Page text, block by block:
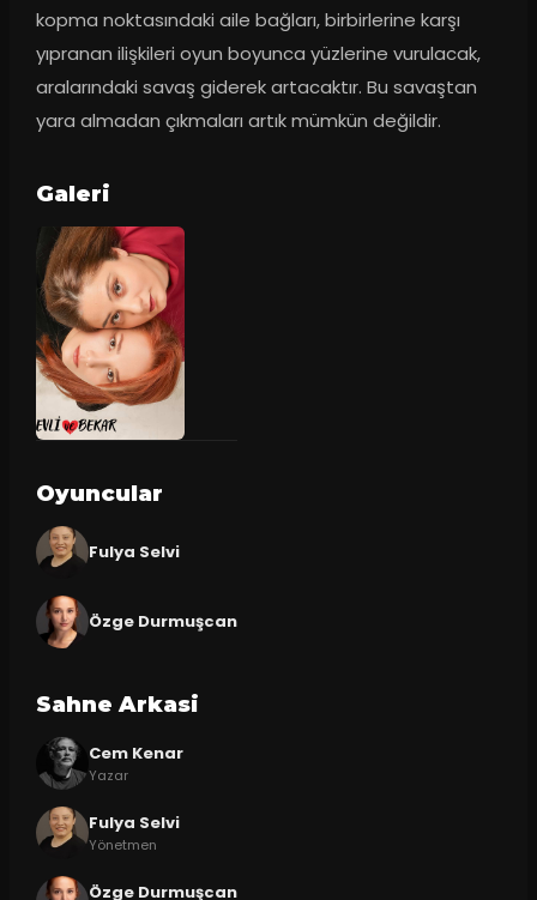
kopma noktasındaki aile bağları, birbirlerine karşı
yıpranan ilişkileri oyun boyunca yüzlerine vurulacak,
aralarındaki savaş giderek artacaktır. Bu savaştan
yara almadan çıkmaları artık mümkün değildir.
Galeri
Oyuncular
Fulya Selvi
Özge Durmuşcan
Sahne Arkasi
Cem Kenar
Yazar
Fulya Selvi
Yönetmen
Özge Durmuşcan